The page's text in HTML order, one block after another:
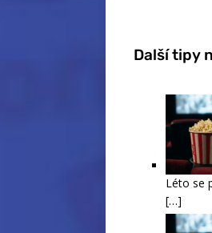
Další tipy
Léto se
[…]